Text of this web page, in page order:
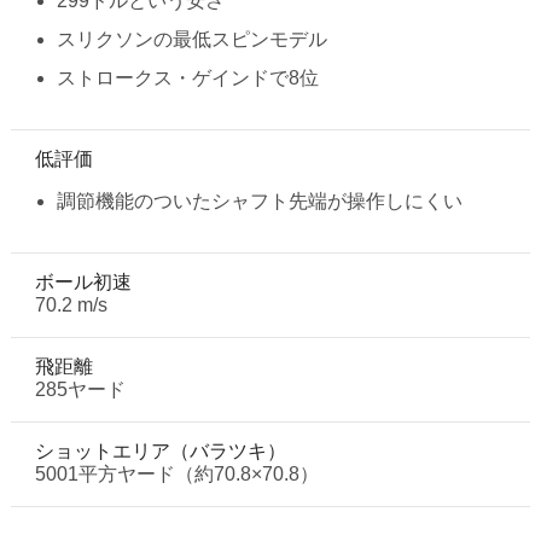
スリクソンの最低スピンモデル
ストロークス・ゲインドで8位
低評価
調節機能のついたシャフト先端が操作しにくい
ボール初速
70.2 m/s
飛距離
285ヤード
ショットエリア（バラツキ）
5001平方ヤード（約70.8×70.8）